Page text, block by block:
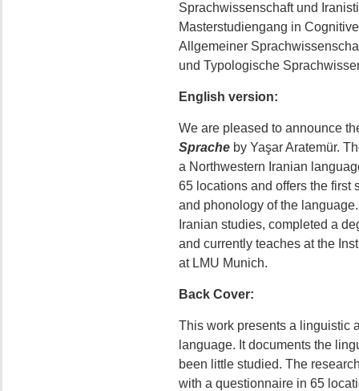
Sprachwissenschaft und
Masterstudiengang in
Allgemeiner
und Typologische
English version:
We are pleased to announce
Spracheby Yaşar Aratemür.
a Northwestern Iranian
65 locations and offers the first
and phonology of the
Iranian studies, completed a
and currently teaches at the
at LMU Munich.
Back Cover:
This work presents a linguistic
language. It documents the
been little studied. The
with a questionnaire in 65